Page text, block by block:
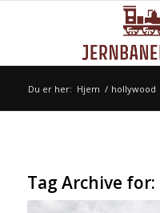
Du er her: Hjem / hollywood
Tag Archive for: